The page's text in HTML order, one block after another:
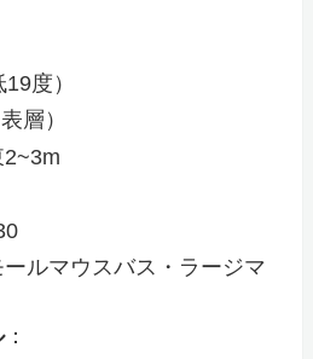
度）
層）
ルマウスバス・ラージマ
：